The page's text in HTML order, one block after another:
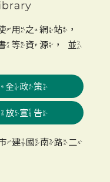
用之網站，
等資源，並
全政策
放宣告
建國南路二